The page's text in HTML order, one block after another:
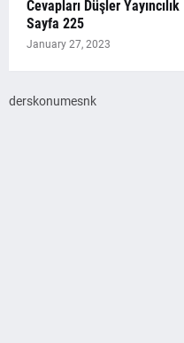
Cevapları Düşler Yayıncılık
Sayfa 225
January 27, 2023
derskonumesnk